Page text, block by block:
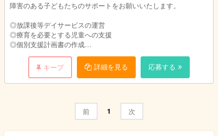
障害のある子どもたちのサポートをお願いいたします。
◎放課後等デイサービスの運営
◎療育を必要とする児童への支援
◎個別支援計画書の作成
◎保護者対応
～1日の流れ～
15:00 はじまりの会がスタート
16:00 集団プログラムを実施
17:30 帰り準備（整理整頓・清掃など）を行い、子ども達を送り
キープ 詳細を見る 応募する
前 1 次